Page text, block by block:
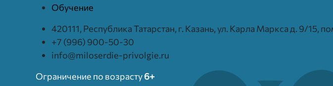
Обучение
420111, Республика Татарстан, г. Казань, ул. Карла Маркса д. 9/15,
+7 (996) 900-50-30
info@miloserdie-privolgie.ru
Ограничение по возрасту6+